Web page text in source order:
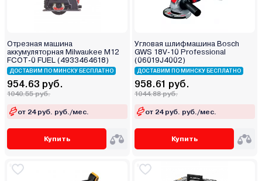
Отрезная машина
аккумуляторная Milwaukee M12
FCOT-0 FUEL (4933464618)
ДОСТАВИМ ПО МИНСКУ БЕСПЛАТНО
954.63 руб.
1040.55 руб.
от 24 руб. руб./мес.
Купить
Угловая шлифмашина Bosch
GWS 18V-10 Professional
(06019J4002)
ДОСТАВИМ ПО МИНСКУ БЕСПЛАТНО
958.61 руб.
1044.88 руб.
от 24 руб. руб./мес.
Купить